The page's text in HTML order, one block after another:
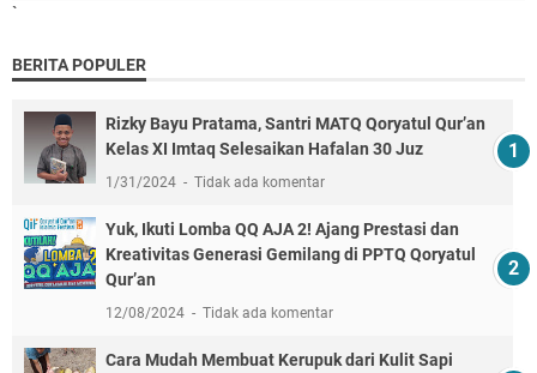
`
BERITA POPULER
Rizky Bayu Pratama, Santri MATQ Qoryatul Qur’an
Kelas XI Imtaq Selesaikan Hafalan 30 Juz
1/31/2024 Tidak ada komentar
Yuk, Ikuti Lomba QQ AJA 2! Ajang Prestasi dan
Kreativitas Generasi Gemilang di PPTQ Qoryatul
Qur’an
12/08/2024 Tidak ada komentar
Cara Mudah Membuat Kerupuk dari Kulit Sapi